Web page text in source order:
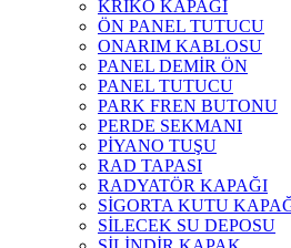
KRİKO KAPAĞI
ÖN PANEL TUTUCU
ONARIM KABLOSU
PANEL DEMİR ÖN
PANEL TUTUCU
PARK FREN BUTONU
PERDE SEKMANI
PİYANO TUŞU
RAD TAPASI
RADYATÖR KAPAĞI
SİGORTA KUTU
SİLECEK SU DEPOSU